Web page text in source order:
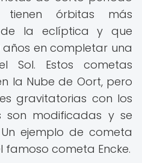
órbitas más
la eclíptica y que
en completar una
Sol. Estos cometas
la Nube de Oort, pero
gravitatorias con los
son modificadas y se
ejemplo de cometa
cometa Encke.